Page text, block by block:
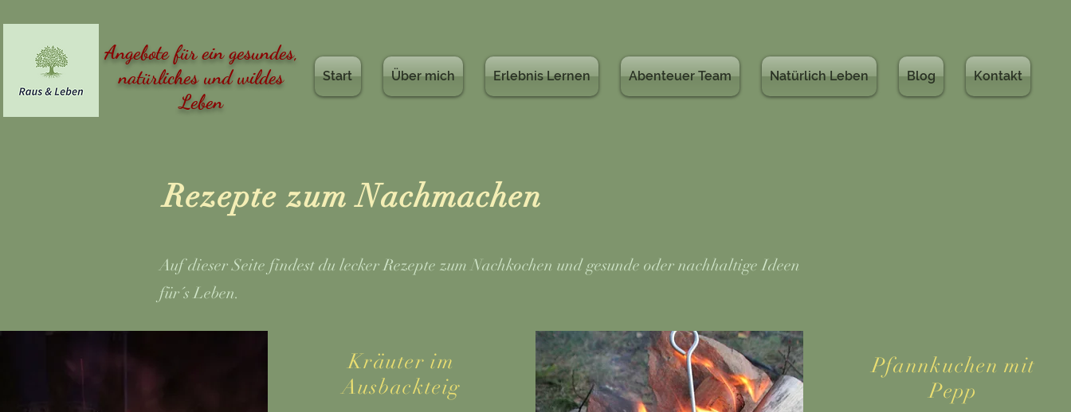
Angebote für ein gesundes,
natürliches und wildes
Leben
Start Über mich Erlebnis Lernen Abenteuer Team Natürlich Leben Blog Kontakt
Rezepte zum Nachmachen
Auf dieser Seite findest du lecker Rezepte zum Nachkochen und gesunde oder nachhaltige Ideen
für´s Leben.
Kräuter im
Ausbackteig
Pfannkuchen mit
Pepp